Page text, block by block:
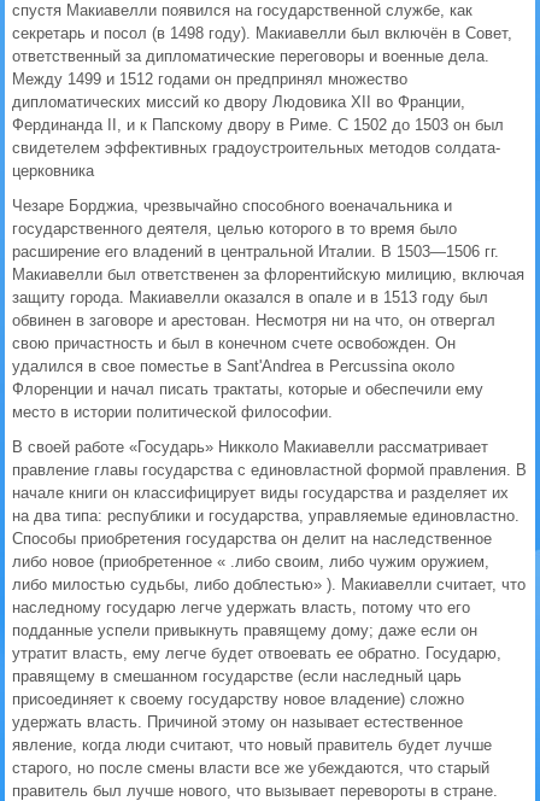
спустя Макиавелли появился на государственной службе, как
секретарь и посол (в 1498 году). Макиавелли был включён в Совет,
ответственный за дипломатические переговоры и военные дела.
Между 1499 и 1512 годами он предпринял множество
дипломатических миссий ко двору Людовика XII во Франции,
Фердинанда II, и к Папскому двору в Риме. С 1502 до 1503 он был
свидетелем эффективных градоустроительных методов солдата-
церковника
Чезаре Борджиа, чрезвычайно способного военачальника и
государственного деятеля, целью которого в то время было
расширение его владений в центральной Италии. В 1503—1506 гг.
Макиавелли был ответственен за флорентийскую милицию, включая
защиту города. Макиавелли оказался в опале и в 1513 году был
обвинен в заговоре и арестован. Несмотря ни на что, он отвергал
свою причастность и был в конечном счете освобожден. Он
удалился в свое поместье в Sant'Andrea в Percussina около
Флоренции и начал писать трактаты, которые и обеспечили ему
место в истории политической философии.
В своей работе «Государь» Никколо Макиавелли рассматривает
правление главы государства с единовластной формой правления. В
начале книги он классифицирует виды государства и разделяет их
на два типа: республики и государства, управляемые единовластно.
Способы приобретения государства он делит на наследственное
либо новое (приобретенное « .либо своим, либо чужим оружием,
либо милостью судьбы, либо доблестью» ). Макиавелли считает, что
наследному государю легче удержать власть, потому что его
подданные успели привыкнуть правящему дому; даже если он
утратит власть, ему легче будет отвоевать ее обратно. Государю,
правящему в смешанном государстве (если наследный царь
присоединяет к своему государству новое владение) сложно
удержать власть. Причиной этому он называет естественное
явление, когда люди считают, что новый правитель будет лучше
старого, но после смены власти все же убеждаются, что старый
правитель был лучше нового, что вызывает перевороты в стране.